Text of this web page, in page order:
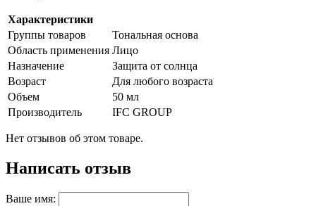
Характеристики
Группы товаров
Тональная основа
Область применения Лицо
Назначение
Защита от солнца
Возраст
Для любого возраста
Объем
50 мл
Производитель
IFC GROUP
Нет отзывов об этом товаре.
Написать отзыв
Ваше имя: